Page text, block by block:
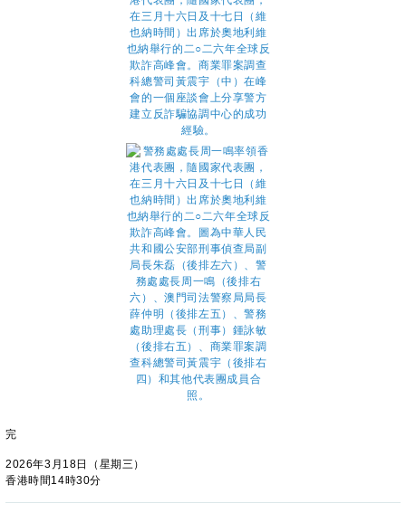
完
2026年3月18日（星期三）
香港時間14時30分